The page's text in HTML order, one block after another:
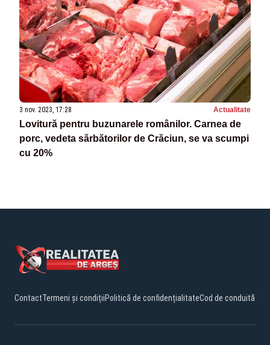
3 nov. 2023, 17:28 Actualitate
Lovitură pentru buzunarele românilor. Carnea de
porc, vedeta sărbătorilor de Crăciun, se va scumpi
cu 20%
ContactTermeni și condițiiPolitică de confidențialitateCod de conduită